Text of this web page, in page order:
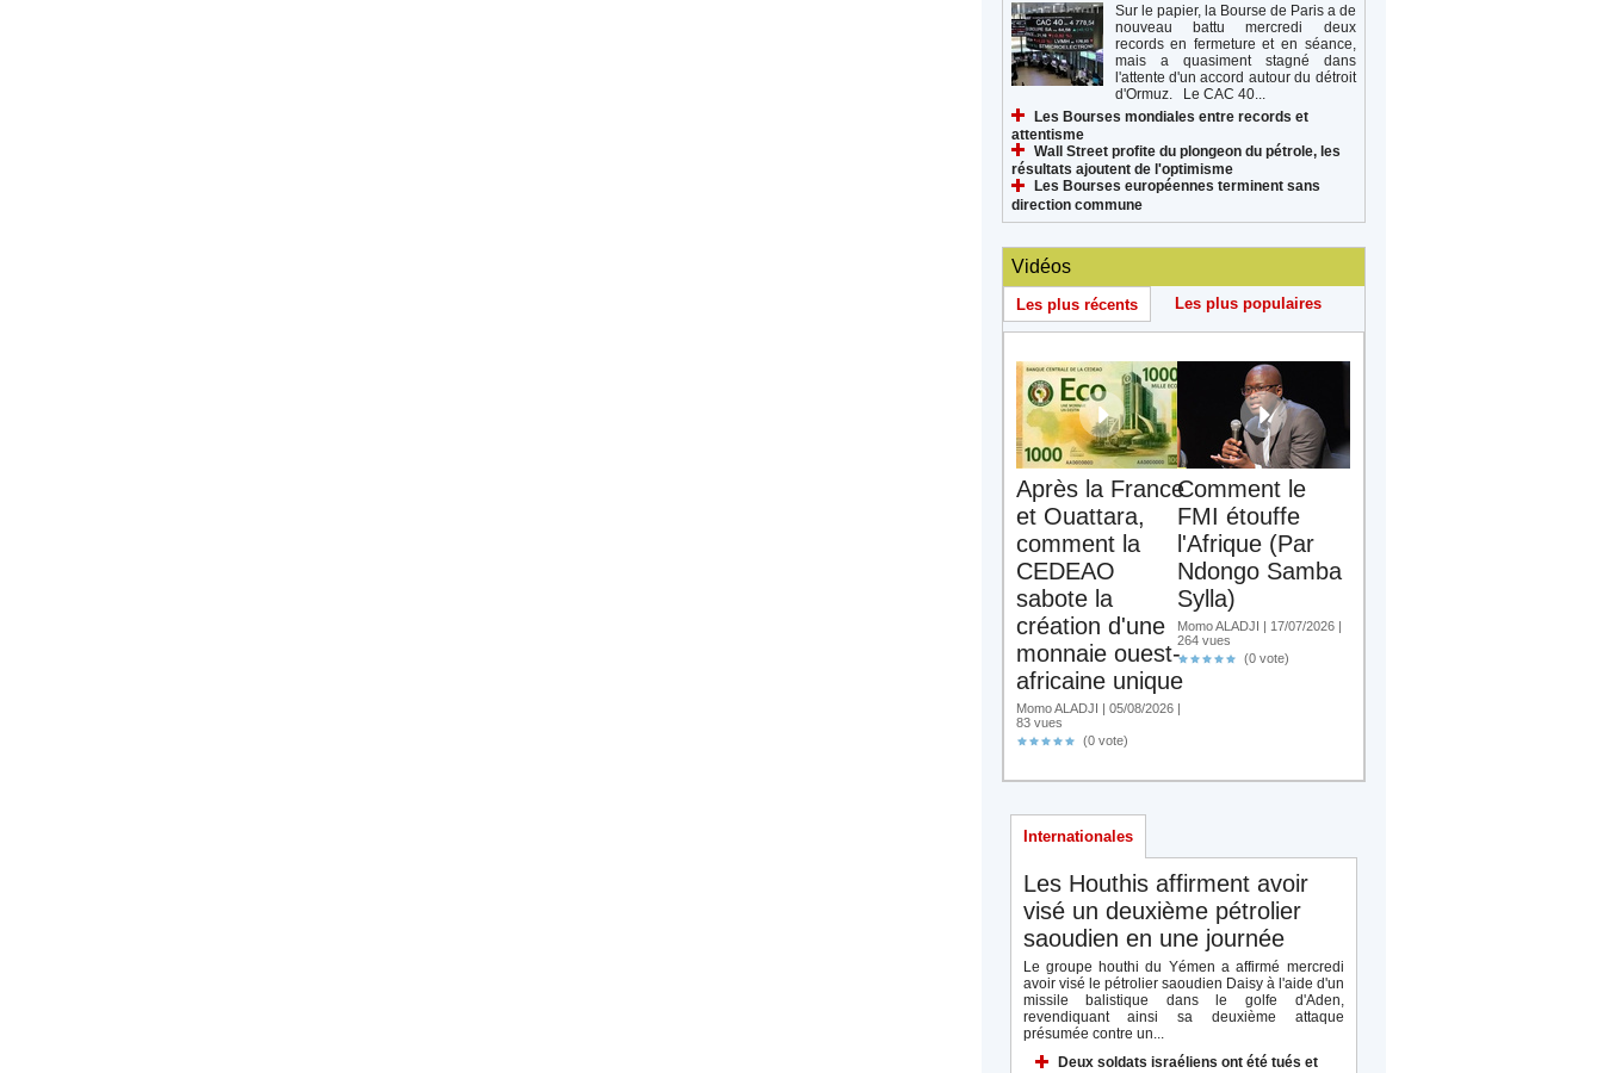
Sur le papier, la Bourse de Paris a de
nouveau battu mercredi deux
records en fermeture et en séance,
mais a quasiment stagné dans
l'attente d'un accord autour du détroit
d'Ormuz. Le CAC 40...
Les Bourses mondiales entre records et
attentisme
Wall Street profite du plongeon du pétrole, les
résultats ajoutent de l'optimisme
Les Bourses européennes terminent sans
direction commune
Vidéos
Les plus récents Les plus populaires
Après la France
et Ouattara,
comment la
CEDEAO
sabote la
création d'une
monnaie ouest-
africaine unique
Momo ALADJI | 05/08/2026 |
83 vues
(0 vote)
Comment le
FMI étouffe
l'Afrique (Par
Ndongo Samba
Sylla)
Momo ALADJI | 17/07/2026 |
264 vues
(0 vote)
Internationales
Les Houthis affirment avoir
visé un deuxième pétrolier
saoudien en une journée
Le groupe houthi du Yémen a affirmé mercredi
avoir visé le pétrolier saoudien Daisy à l'aide d'un
missile balistique dans le golfe d'Aden,
revendiquant ainsi sa deuxième attaque
présumée contre un...
Deux soldats israéliens ont été tués et